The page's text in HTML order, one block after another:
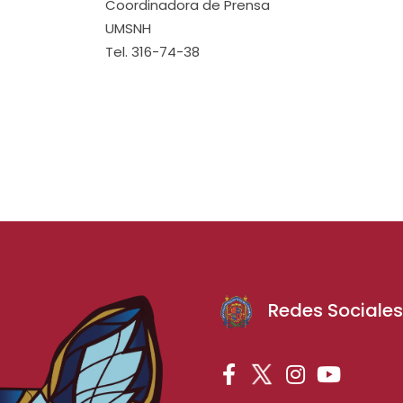
Coordinadora de Prensa
UMSNH
Tel. 316-74-38
Redes Sociales